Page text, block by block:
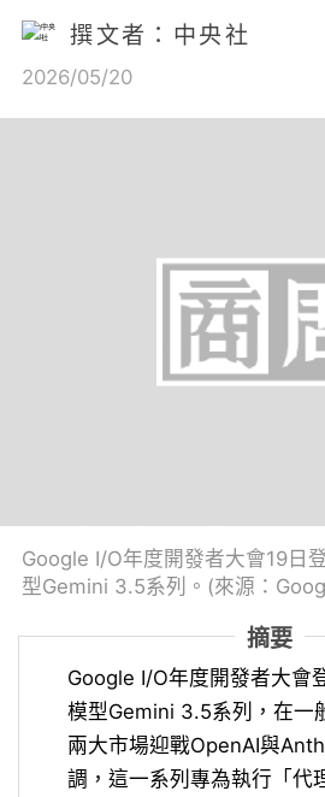
撰文者：中央社
2026/05/20
Google I/O年度開發者大會19日
型Gemini 3.5系列。(來源：
摘要
Google I/O年度開發者大會
模型Gemini 3.5系列，在一
兩大市場迎戰OpenAI與
調，這一系列專為執行「代